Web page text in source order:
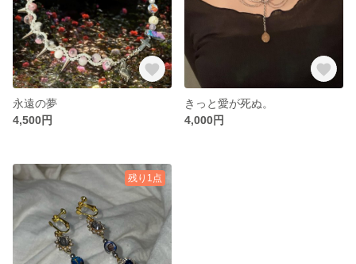
永遠の夢
4,500円
きっと愛が死ぬ。
4,000円
残り1点